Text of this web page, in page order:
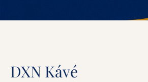
DXN Kávé